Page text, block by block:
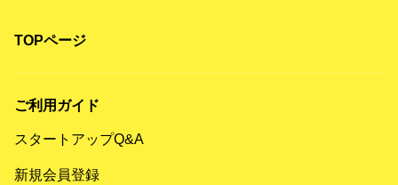
TOPページ
ご利用ガイド
スタートアップQ&A
新規会員登録